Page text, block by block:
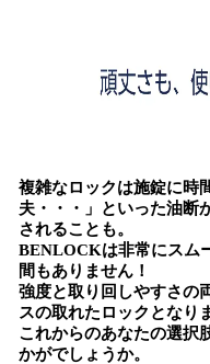
複雑なロックは施錠に時
夫・・・」といった油断
されることも。
BENLOCKは非常にスム
間もありません！
強度と取り回しやすさの
スの取れたロックとなり
これからのあなたの選択
かがでしょうか。